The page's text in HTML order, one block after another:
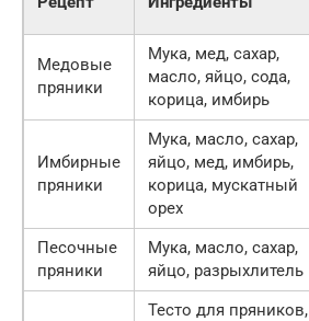
Медовые
пряники
Мука, мед, сахар,
масло, яйцо, сода,
корица, имбирь
Имбирные
пряники
Мука, масло, сахар,
яйцо, мед, имбирь,
корица, мускатный
орех
Песочные
пряники
Мука, масло, сахар,
яйцо, разрыхлитель
Тесто для пряников,